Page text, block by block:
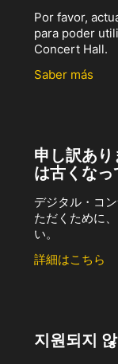
Por favor,
para poder
Concert Hall.
Saber más
申し訳あ
は古くな
デジタル・コ
ただくために
い。
詳細はこちら
지원되지